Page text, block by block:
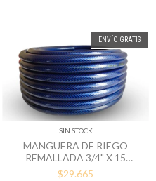
ENVÍO GRATIS
SIN STOCK
MANGUERA DE RIEGO
REMALLADA 3/4" X 15
METROS
$29.665